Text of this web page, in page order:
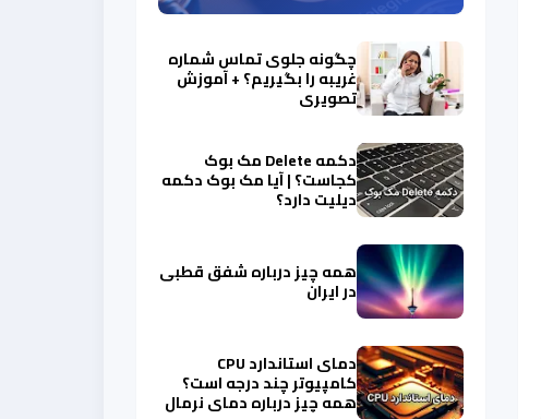
چگونه جلوی تماس شماره
غریبه را بگیریم؟ + آموزش
تصویری
دکمه Delete مک بوک
کجاست؟ | آیا مک بوک دکمه
دیلیت دارد؟
همه چیز درباره شفق قطبی
در ایران
دمای استاندارد CPU
کامپیوتر چند درجه است؟
همه چیز درباره دمای نرمال